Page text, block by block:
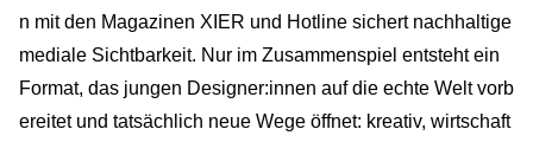
n mit den Magazinen XIER und Hotline sichert nachhaltige
mediale Sichtbarkeit. Nur im Zusammenspiel entsteht ein
Format, das jungen Designer:innen auf die echte Welt vorb
ereitet und tatsächlich neue Wege öffnet: kreativ, wirtschaft